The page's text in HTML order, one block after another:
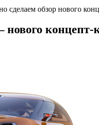
обзор нового
концепт-